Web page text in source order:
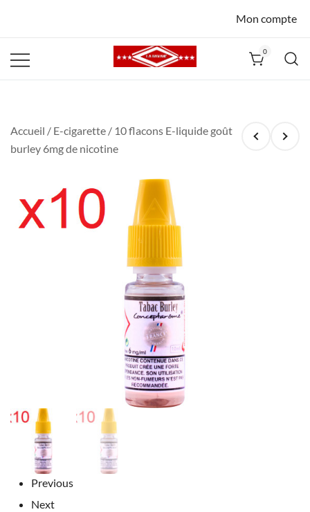
Mon compte
0
Accueil / E-cigarette / 10 flacons E-liquide goût
burley 6mg de nicotine
Previous
Next